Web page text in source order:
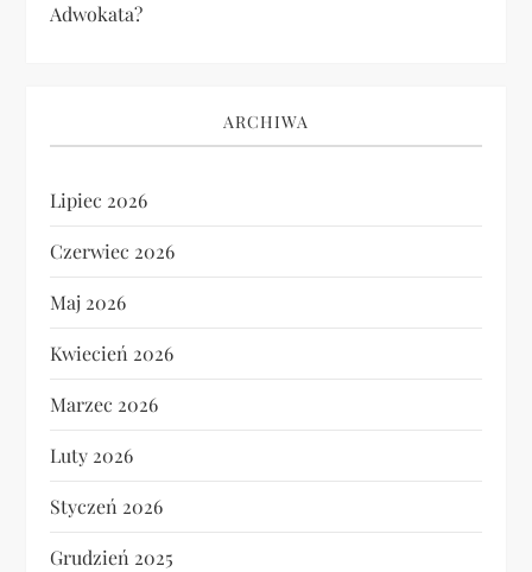
Adwokata?
ARCHIWA
Lipiec 2026
Czerwiec 2026
Maj 2026
Kwiecień 2026
Marzec 2026
Luty 2026
Styczeń 2026
Grudzień 2025